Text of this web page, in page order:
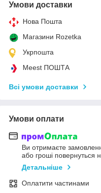
Умови доставки
Нова Пошта
Магазини Rozetka
Укрпошта
Meest ПОШТА
Всі умови доставки
Умови оплати
Ви отримаєте
або гроші повернуться
Детальніше
Оплатити частинами